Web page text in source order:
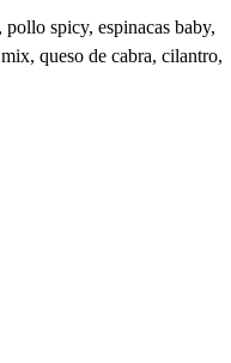
spicy, espinacas baby,
queso de cabra, cilantro,